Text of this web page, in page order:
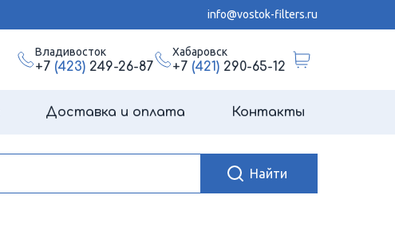
info@vostok-filters.ru
Владивосток
+7 (423)249-26-87
Хабаровск
+7 (421)290-65-12
Доставка и оплата Контакты